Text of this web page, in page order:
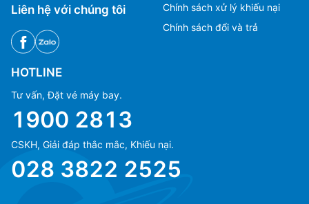
Liên hệ với chúng tôi
Chính sách xử lý khiếu nại
Chính sách đổi và trả
HOTLINE
Tư vấn, Đặt vé máy bay.
1900 2813
CSKH, Giải đáp thắc mắc, Khiếu nại.
028 3822 2525
(+84) 70 854 1213